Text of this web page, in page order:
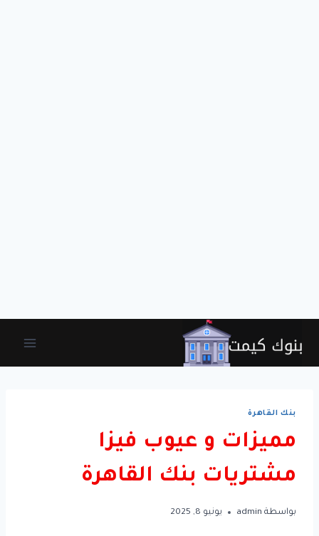
بنك القاهرة
مميزات و عيوب فيزا
مشتريات بنك القاهرة
بواسطة admin يونيو 8, 2025